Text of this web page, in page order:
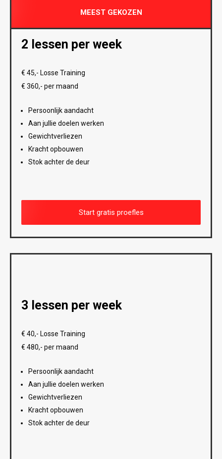
MEEST GEKOZEN
2 lessen per week
€ 45,- Losse Training
€ 360,- per maand
Persoonlijk aandacht
Aan jullie doelen werken
Gewichtverliezen
Kracht opbouwen
Stok achter de deur
Start gratis proefles
3 lessen per week
€ 40,- Losse Training
€ 480,- per maand
Persoonlijk aandacht
Aan jullie doelen werken
Gewichtverliezen
Kracht opbouwen
Stok achter de deur